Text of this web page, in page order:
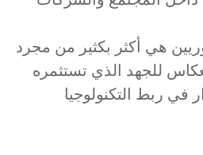
هي أكثر بكثير من مجرد
للجهد الذي تستثمره
ربط التكنولوجيا